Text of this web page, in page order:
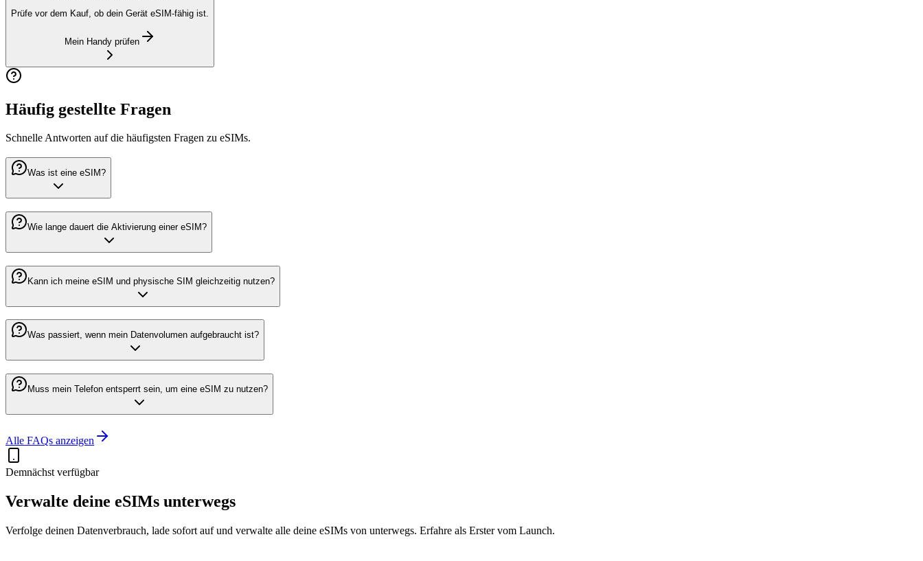
Prüfe vor dem Kauf, ob dein Gerät eSIM-fähig ist.
Mein Handy prüfen
Häufig gestellte Fragen
Schnelle Antworten auf die häufigsten Fragen zu eSIMs.
Was ist eine eSIM?
Wie lange dauert die Aktivierung einer eSIM?
Kann ich meine eSIM und physische SIM gleichzeitig nutzen?
Was passiert, wenn mein Datenvolumen aufgebraucht ist?
Muss mein Telefon entsperrt sein, um eine eSIM zu nutzen?
Alle FAQs anzeigen
Demnächst verfügbar
Verwalte deine eSIMs unterwegs
Verfolge deinen Datenverbrauch, lade sofort auf und verwalte alle deine eSIMs von unterwegs. Erfahre als Erster vom Launch.